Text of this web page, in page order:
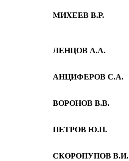
МИХЕЕВ В.Р.
ЛЕНЦОВ А.А.
АНЦИФЕРОВ С.А.
ВОРОНОВ В.В.
ПЕТРОВ Ю.П.
СКОРОПУПОВ В.И.